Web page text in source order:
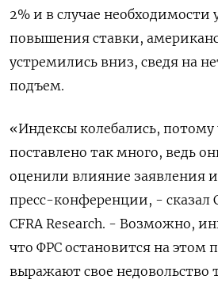
2% и в случае
повышения ставки,
устремились вниз, сведя на
подъем.
«Индексы колебались, потому
поставлено так много, ведь
оценили влияние заявления
пресс-конференции, - сказал
CFRA Research. - Возможно,
что ФРС остановится на этом
выражают свое недовольство